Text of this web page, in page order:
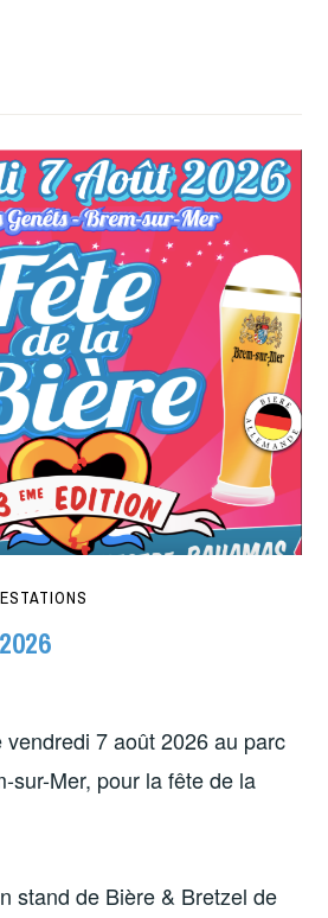
7 août 2026 au parc
sur-Mer, pour la fête de la
stand de Bière & Bretzel de